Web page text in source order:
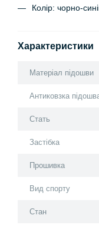
Колір: чорно-
Характеристики
Матеріал підошви
Антиковзка
Стать
Застібка
Прошивка
Вид спорту
Стан